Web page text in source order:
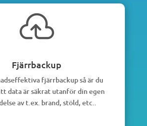

Fjärrbackup
fjärrbackup så är du
data är säkrat utanför din egen
av t.ex. brand, stöld, etc..